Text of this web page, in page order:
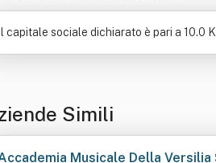
Il capitale sociale dichiarato è pari a 10.0
Simili
Musicale Della